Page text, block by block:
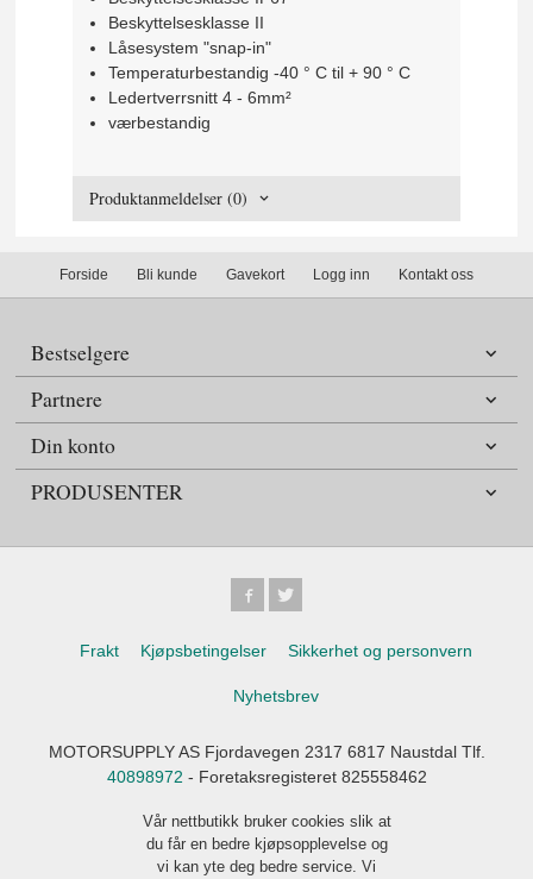
Beskyttelsesklasse II
Låsesystem "snap-in"
Temperaturbestandig -40 ° C til + 90 ° C
Ledertverrsnitt 4 - 6mm²
værbestandig
Produktanmeldelser (0)
Forside Bli kunde Gavekort Logg inn Kontakt oss
Bestselgere
Partnere
Din konto
PRODUSENTER
Frakt Kjøpsbetingelser Sikkerhet og personvern
Nyhetsbrev
MOTORSUPPLY AS Fjordavegen 2317 6817 Naustdal Tlf.
40898972 - Foretaksregisteret 825558462
Vår nettbutikk bruker cookies slik at
du får en bedre kjøpsopplevelse og
vi kan yte deg bedre service. Vi